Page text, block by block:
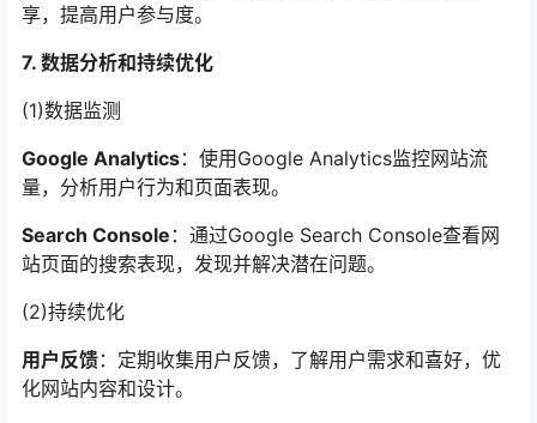
享，提高用户参与度。
7. 数据分析和持续优化
(1)数据监测
Google Analytics：使用Google Analytics监控网站流
量，分析用户行为和页面表现。
Search Console ：通过Google Search Console查看网
站页面的搜索表现，发现并解决潜在问题。
(2)持续优化
用户反馈：定期收集用户反馈，了解用户需求和喜好，优
化网站内容和设计。